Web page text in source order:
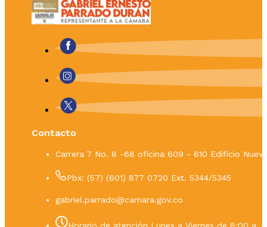
Contacto
Carrera 7 No. 8 -68 oficina 609 - 610 Edificio
Pbx: (57) (601) 877 0720 Ext. 5344/5345
gabriel.parrado@camara.gov.co
Horario de atención Lunes a Viernes de 8:00 a.